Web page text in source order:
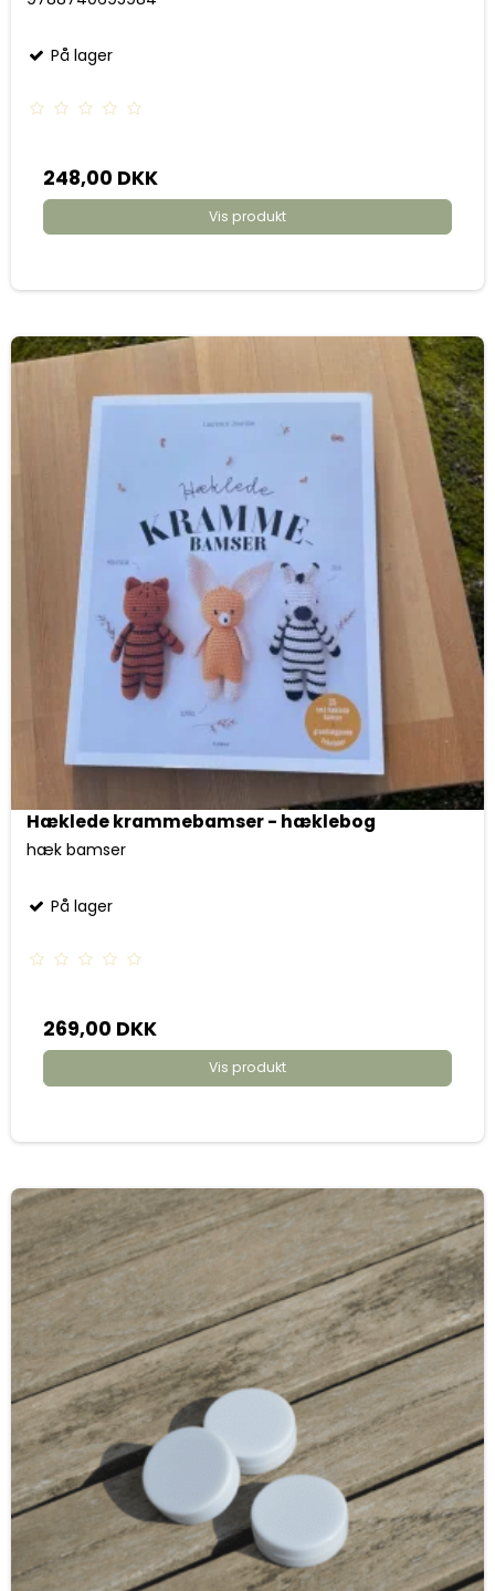
På lager
248,00 DKK
Vis produkt
Hæklede krammebamser - hæklebog
hæk bamser
På lager
269,00 DKK
Vis produkt